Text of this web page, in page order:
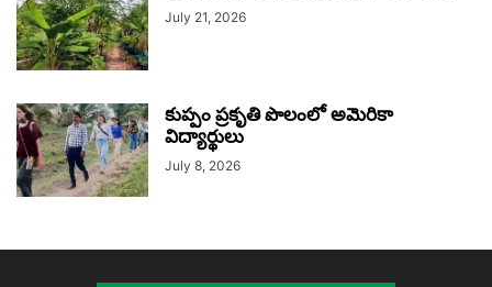
July 21, 2026
కుప్పం ప్రకృతి పొలంలో అమెరికా
విద్యార్థులు
July 8, 2026